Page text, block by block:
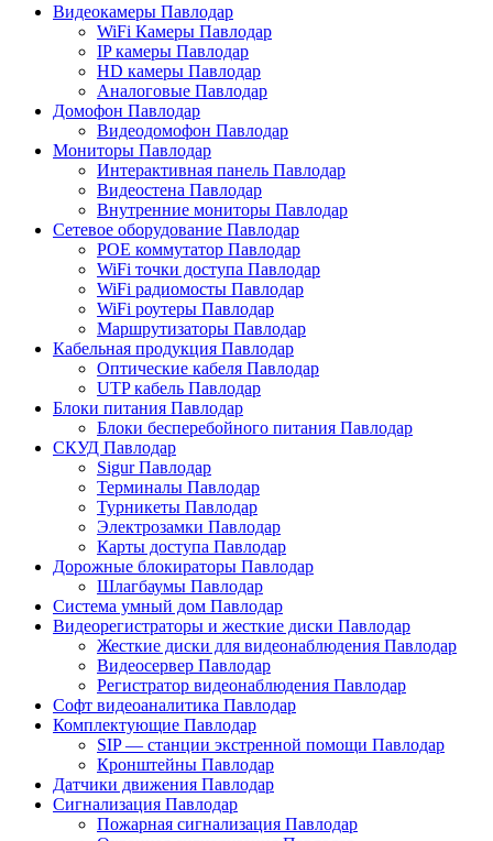
Видеокамеры Павлодар
WiFi Камеры Павлодар
IP камеры Павлодар
HD камеры Павлодар
Аналоговые Павлодар
Домофон Павлодар
Видеодомофон Павлодар
Мониторы Павлодар
Интерактивная панель Павлодар
Видеостена Павлодар
Внутренние мониторы Павлодар
Сетевое оборудование Павлодар
POE коммутатор Павлодар
WiFi точки доступа Павлодар
WiFi радиомосты Павлодар
WiFi роутеры Павлодар
Маршрутизаторы Павлодар
Кабельная продукция Павлодар
Оптические кабеля Павлодар
UTP кабель Павлодар
Блоки питания Павлодар
Блоки бесперебойного питания Павлодар
СКУД Павлодар
Sigur Павлодар
Терминалы Павлодар
Турникеты Павлодар
Электрозамки Павлодар
Карты доступа Павлодар
Дорожные блокираторы Павлодар
Шлагбаумы Павлодар
Система умный дом Павлодар
Видеорегистраторы и жесткие диски Павлодар
Жесткие диски для видеонаблюдения Павлодар
Видеосервер Павлодар
Регистратор видеонаблюдения Павлодар
Софт видеоаналитика Павлодар
Комплектующие Павлодар
SIP — станции экстренной помощи Павлодар
Кронштейны Павлодар
Датчики движения Павлодар
Сигнализация Павлодар
Пожарная сигнализация Павлодар